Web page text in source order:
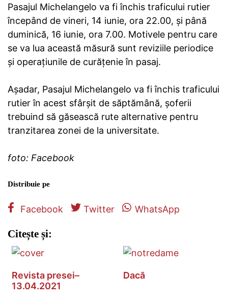
Pasajul Michelangelo va fi închis traficului rutier
începând de vineri, 14 iunie, ora 22.00, și până
duminică, 16 iunie, ora 7.00. Motivele pentru care
se va lua această măsură sunt reviziile periodice
și operațiunile de curățenie în pasaj.
Așadar, Pasajul Michelangelo va fi închis traficului
rutier în acest sfârșit de săptămână, șoferii
trebuind să găsească rute alternative pentru
tranzitarea zonei de la universitate.
foto: Facebook
Distribuie pe
Facebook Twitter WhatsApp
Citește și:
Revista presei–
13.04.2021
Dacă